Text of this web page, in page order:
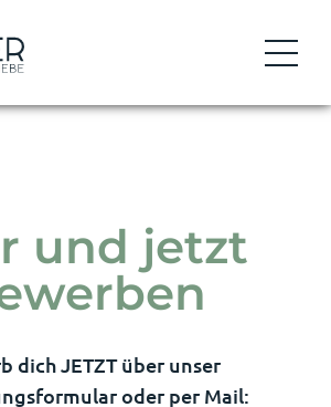
und jetzt
dich JETZT über unser
oder per Mail: